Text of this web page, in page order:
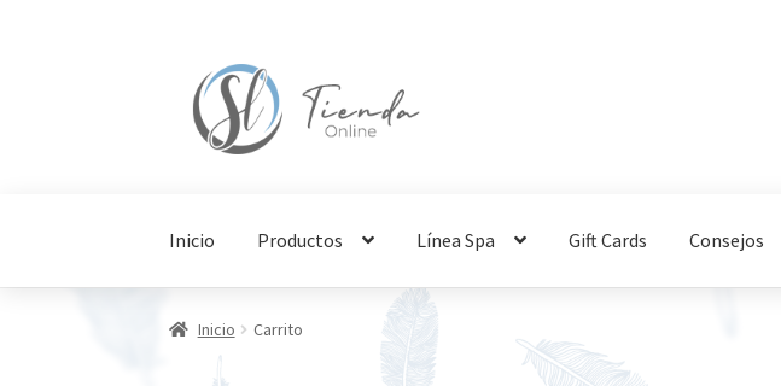
navegación
página
Inicio Productos Línea Spa Gift Cards Consejos
Inicio Carrito